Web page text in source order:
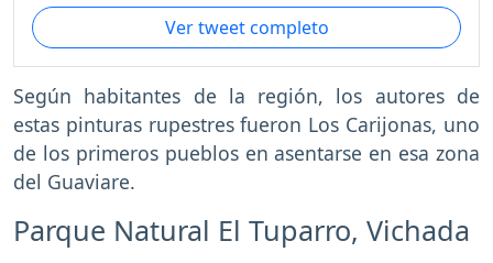
Ver tweet completo
Según habitantes de la región, los autores de
estas pinturas rupestres fueron Los Carijonas, uno
de los primeros pueblos en asentarse en esa zona
del Guaviare.
Parque Natural El Tuparro, Vichada